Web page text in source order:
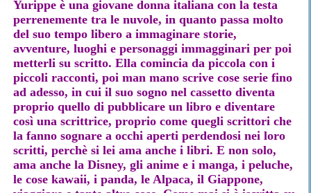
Yurippe è una giovane donna italiana con la testa
perrenemente tra le nuvole, in quanto passa molto
del suo tempo libero a immaginare storie,
avventure, luoghi e personaggi immagginari per poi
metterli su scritto. Ella comincia da piccola con i
piccoli racconti, poi man mano scrive cose serie fino
ad adesso, in cui il suo sogno nel cassetto diventa
proprio quello di pubblicare un libro e diventare
così una scrittrice, proprio come quegli scrittori che
la fanno sognare a occhi aperti perdendosi nei loro
scritti, perchè si lei ama anche i libri. E non solo,
ama anche la Disney, gli anime e i manga, i peluche,
le cose kawaii, i panda, le Alpaca, il Giappone,